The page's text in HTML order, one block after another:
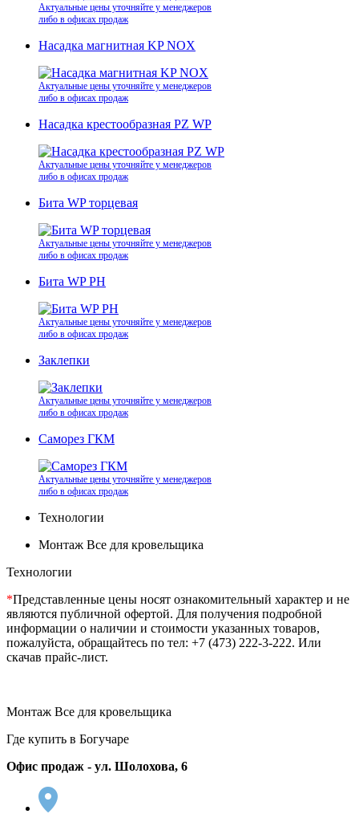
Актуальные цены уточняйте у менеджеров
либо в офисах продаж
Насадка магнитная KP NOX
Актуальные цены уточняйте у менеджеров
либо в офисах продаж
Насадка крестообразная PZ WP
Актуальные цены уточняйте у менеджеров
либо в офисах продаж
Бита WP торцевая
Актуальные цены уточняйте у менеджеров
либо в офисах продаж
Бита WP PH
Актуальные цены уточняйте у менеджеров
либо в офисах продаж
Заклепки
Актуальные цены уточняйте у менеджеров
либо в офисах продаж
Саморез ГКМ
Актуальные цены уточняйте у менеджеров
либо в офисах продаж
Технологии
Монтаж Все для кровельщика
Технологии
*Представленные цены носят ознакомительный характер и не
являются публичной офертой. Для получения подробной
информации о наличии и стоимости указанных товаров,
пожалуйста, обращайтесь по тел: +7 (473) 222-3-222. Или
скачав прайс-лист.
Монтаж Все для кровельщика
Где купить в Богучаре
Офис продаж - ул. Шолохова, 6